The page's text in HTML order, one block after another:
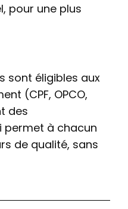
pour une plus
sont éligibles aux
(CPF, OPCO,
des
permet à chacun
de qualité, sans